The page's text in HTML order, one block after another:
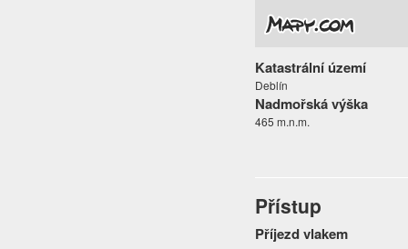
Katastrální území
Deblín
Nadmořská výška
465 m.n.m.
Přístup
Příjezd vlakem